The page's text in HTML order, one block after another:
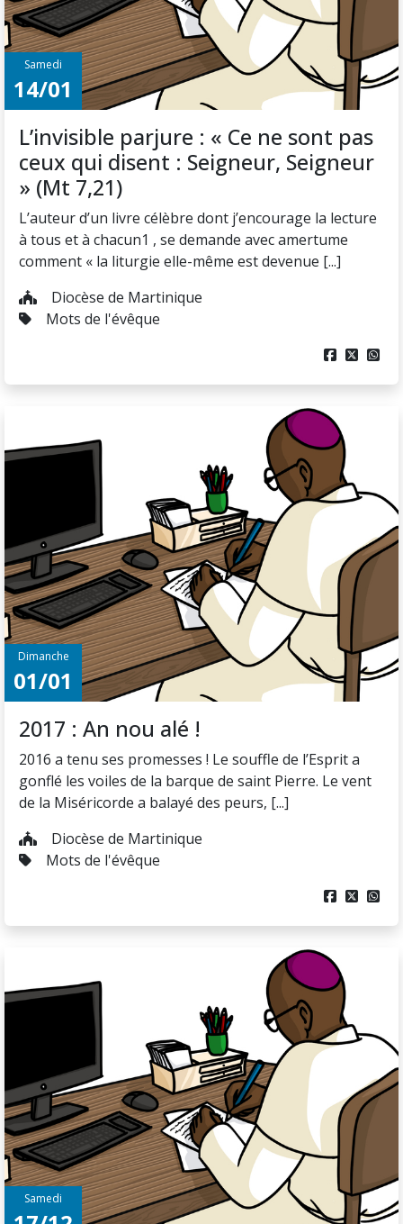
Samedi
14/01
L’invisible parjure : « Ce ne sont pas
ceux qui disent : Seigneur, Seigneur
» (Mt 7,21)
L’auteur d’un livre célèbre dont j’encourage la lecture
à tous et à chacun1 , se demande avec amertume
comment « la liturgie elle-même est devenue [...]
Diocèse de Martinique
Mots de l'évêque
  
Dimanche
01/01
2017 : An nou alé !
2016 a tenu ses promesses ! Le souffle de l’Esprit a
gonflé les voiles de la barque de saint Pierre. Le vent
de la Miséricorde a balayé des peurs, [...]
Diocèse de Martinique
Mots de l'évêque
  
Samedi